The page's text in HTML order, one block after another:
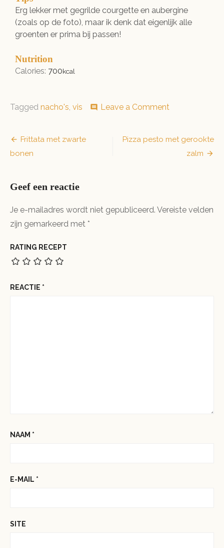
Erg lekker met gegrilde courgette en aubergine
(zoals op de foto), maar ik denk dat eigenlijk alle
groenten er prima bij passen!
Nutrition
Calories: 700kcal
Tagged nacho's vis comment Leave a Comment
Bericht
navigatie
Frittata met zwarte
bonen
Pizza pesto met gerookte
zalm
Geef een reactie
Je e-mailadres wordt niet gepubliceerd. Vereiste velden
zijn gemarkeerd met *
RATING RECEPT
REACTIE *
NAAM *
E-MAIL *
SITE